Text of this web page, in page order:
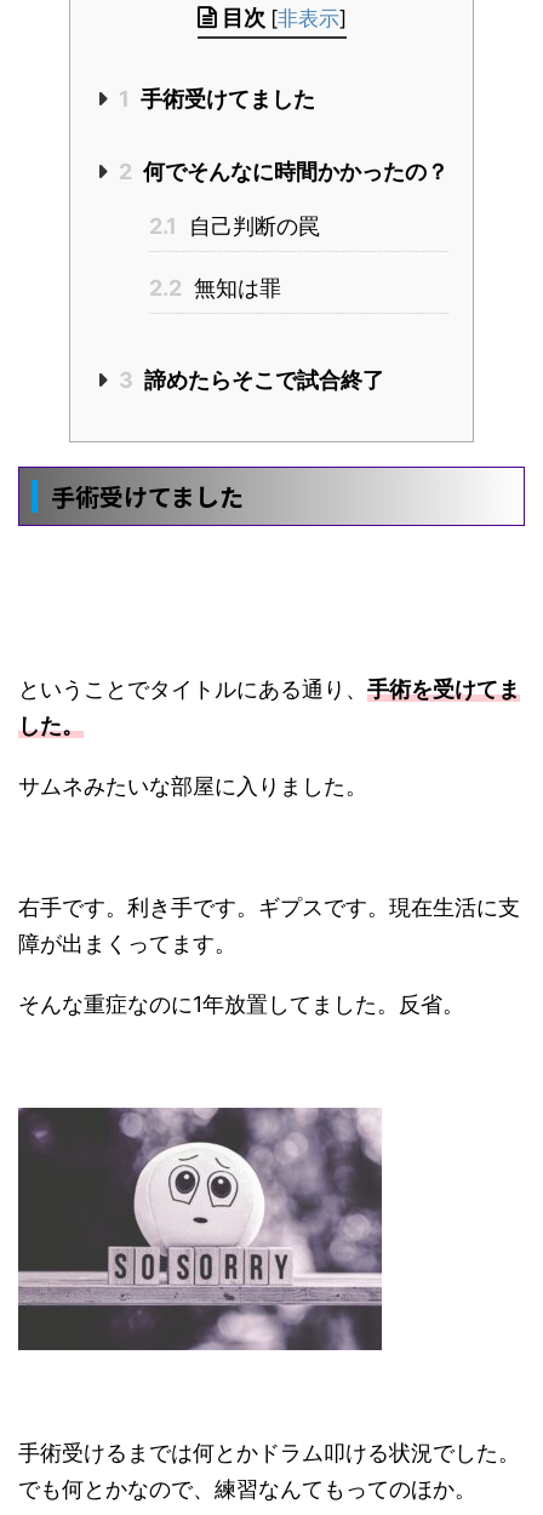
目次 [非表示]
1 手術受けてました
2 何でそんなに時間かかったの？
2.1 自己判断の罠
2.2 無知は罪
3 諦めたらそこで試合終了
手術受けてました
ということでタイトルにある通り、 手術を受けてま
した。
サムネみたいな部屋に入りました。
右手です。利き手です。ギプスです。現在生活に支
障が出まくってます。
そんな重症なのに1年放置してました。反省。
手術受けるまでは何とかドラム叩ける状況でした。
でも何とかなので、練習なんてもってのほか。